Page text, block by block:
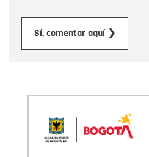
Sí, comentar aquí ❯